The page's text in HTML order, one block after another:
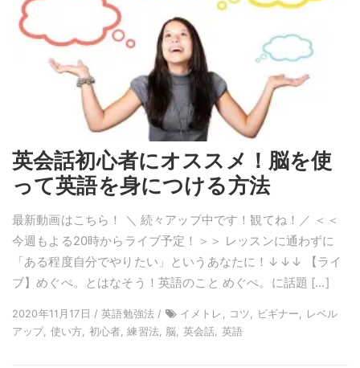
英会話初心者にオススメ！脳を使
って英語を身につける方法
最新動画はこちら！ ＼ 続々アップ中です！観てね！／ ＜＜
今週もよる20時からライブ予定！＞＞ レッスンに通わずに
「ある程度自分でやりたい」というあなたに！↓↓↓ 【ライ
ブ】めぐぺ。とはなそう！英語のこと めぐぺ。に話題 […]
2020年11月17日 / 英語勉強法 /
イメトレ, コツ, ビギナー, レベル
アップ, 使い方, 初心者, 練習法, 脳, 英会話, 英語